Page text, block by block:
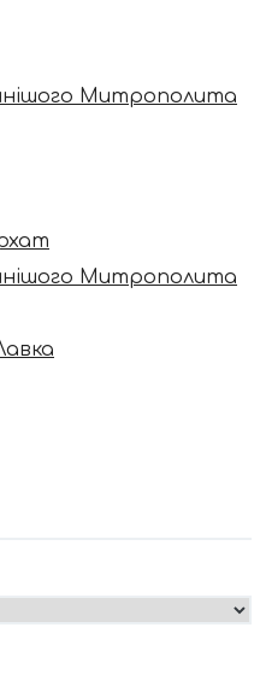
Митрополита
Митрополита